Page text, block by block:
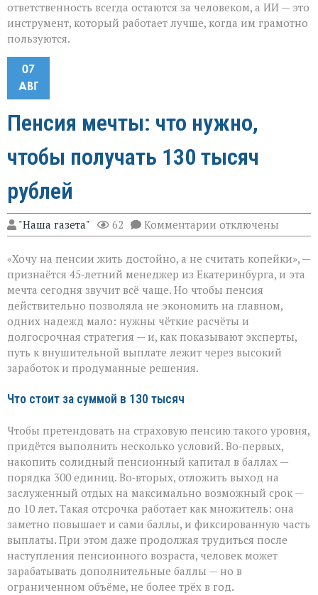
ответственность всегда остаются за человеком, а ИИ — это
инструмент, который работает лучше, когда им грамотно
пользуются.
07
АВГ
Пенсия мечты: что нужно,
чтобы получать 130 тысяч
рублей
"Наша газета" 62 Комментарии к
записи
мечты:
что
нужно,
чтобы
получать
130
тысяч
рублей
отключены
«Хочу на пенсии жить достойно, а не считать копейки», —
признаётся 45‑летний менеджер из Екатеринбурга, и эта
мечта сегодня звучит всё чаще. Но чтобы пенсия
действительно позволяла не экономить на главном,
одних надежд мало: нужны чёткие расчёты и
долгосрочная стратегия — и, как показывают эксперты,
путь к внушительной выплате лежит через высокий
заработок и продуманные решения.
Что стоит за суммой в 130 тысяч
Чтобы претендовать на страховую пенсию такого уровня,
придётся выполнить несколько условий. Во‑первых,
накопить солидный пенсионный капитал в баллах —
порядка 300 единиц. Во‑вторых, отложить выход на
заслуженный отдых на максимально возможный срок —
до 10 лет. Такая отсрочка работает как множитель: она
заметно повышает и сами баллы, и фиксированную часть
выплаты. При этом даже продолжая трудиться после
наступления пенсионного возраста, человек может
зарабатывать дополнительные баллы — но в
ограниченном объёме, не более трёх в год.